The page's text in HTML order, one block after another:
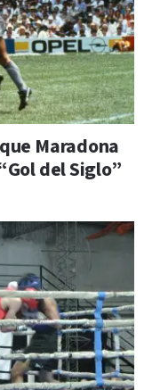
Maradona
del Siglo”